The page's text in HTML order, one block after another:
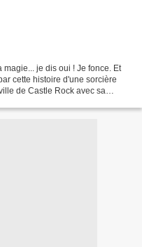
je dis oui ! Je fonce. Et
cette histoire d'une sorcière
de Castle Rock avec sa